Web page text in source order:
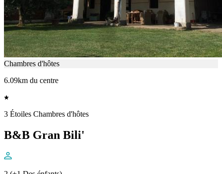
Chambres d'hôtes
6.09km du centre
3 Étoiles Chambres d'hôtes
B&B Gran Bili'